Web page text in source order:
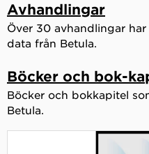
Avhandlingar
Över 30 avhandlingar
data från Betula.
Böcker och bok-
Böcker och bokkapitel
Betula.